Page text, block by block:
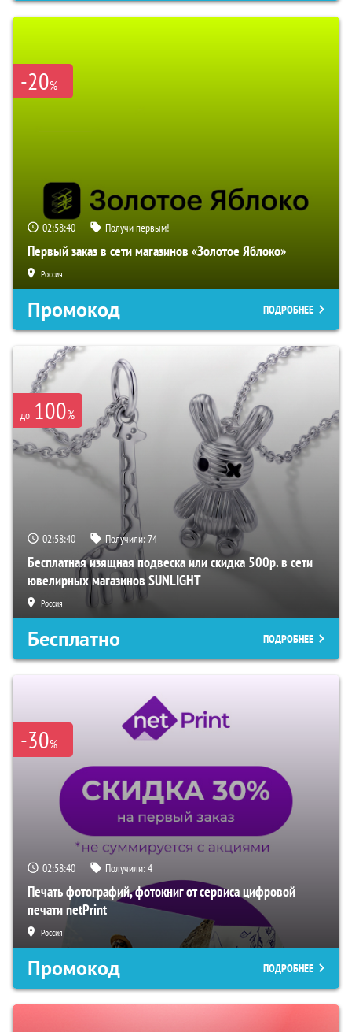
-20%
02:58:39 Получи первым!
Первый заказ в сети магазинов «Золотое Яблоко»
Россия
Промокод ПОДРОБНЕЕ
до 100%
02:58:39 Получили:74
Бесплатная изящная подвеска или скидка 500р. в сети
ювелирных магазинов SUNLIGHT
Россия
Бесплатно ПОДРОБНЕЕ
-30%
02:58:39 Получили:4
Печать фотографий, фотокниг от сервиса цифровой
печати netPrint
Россия
Промокод ПОДРОБНЕЕ